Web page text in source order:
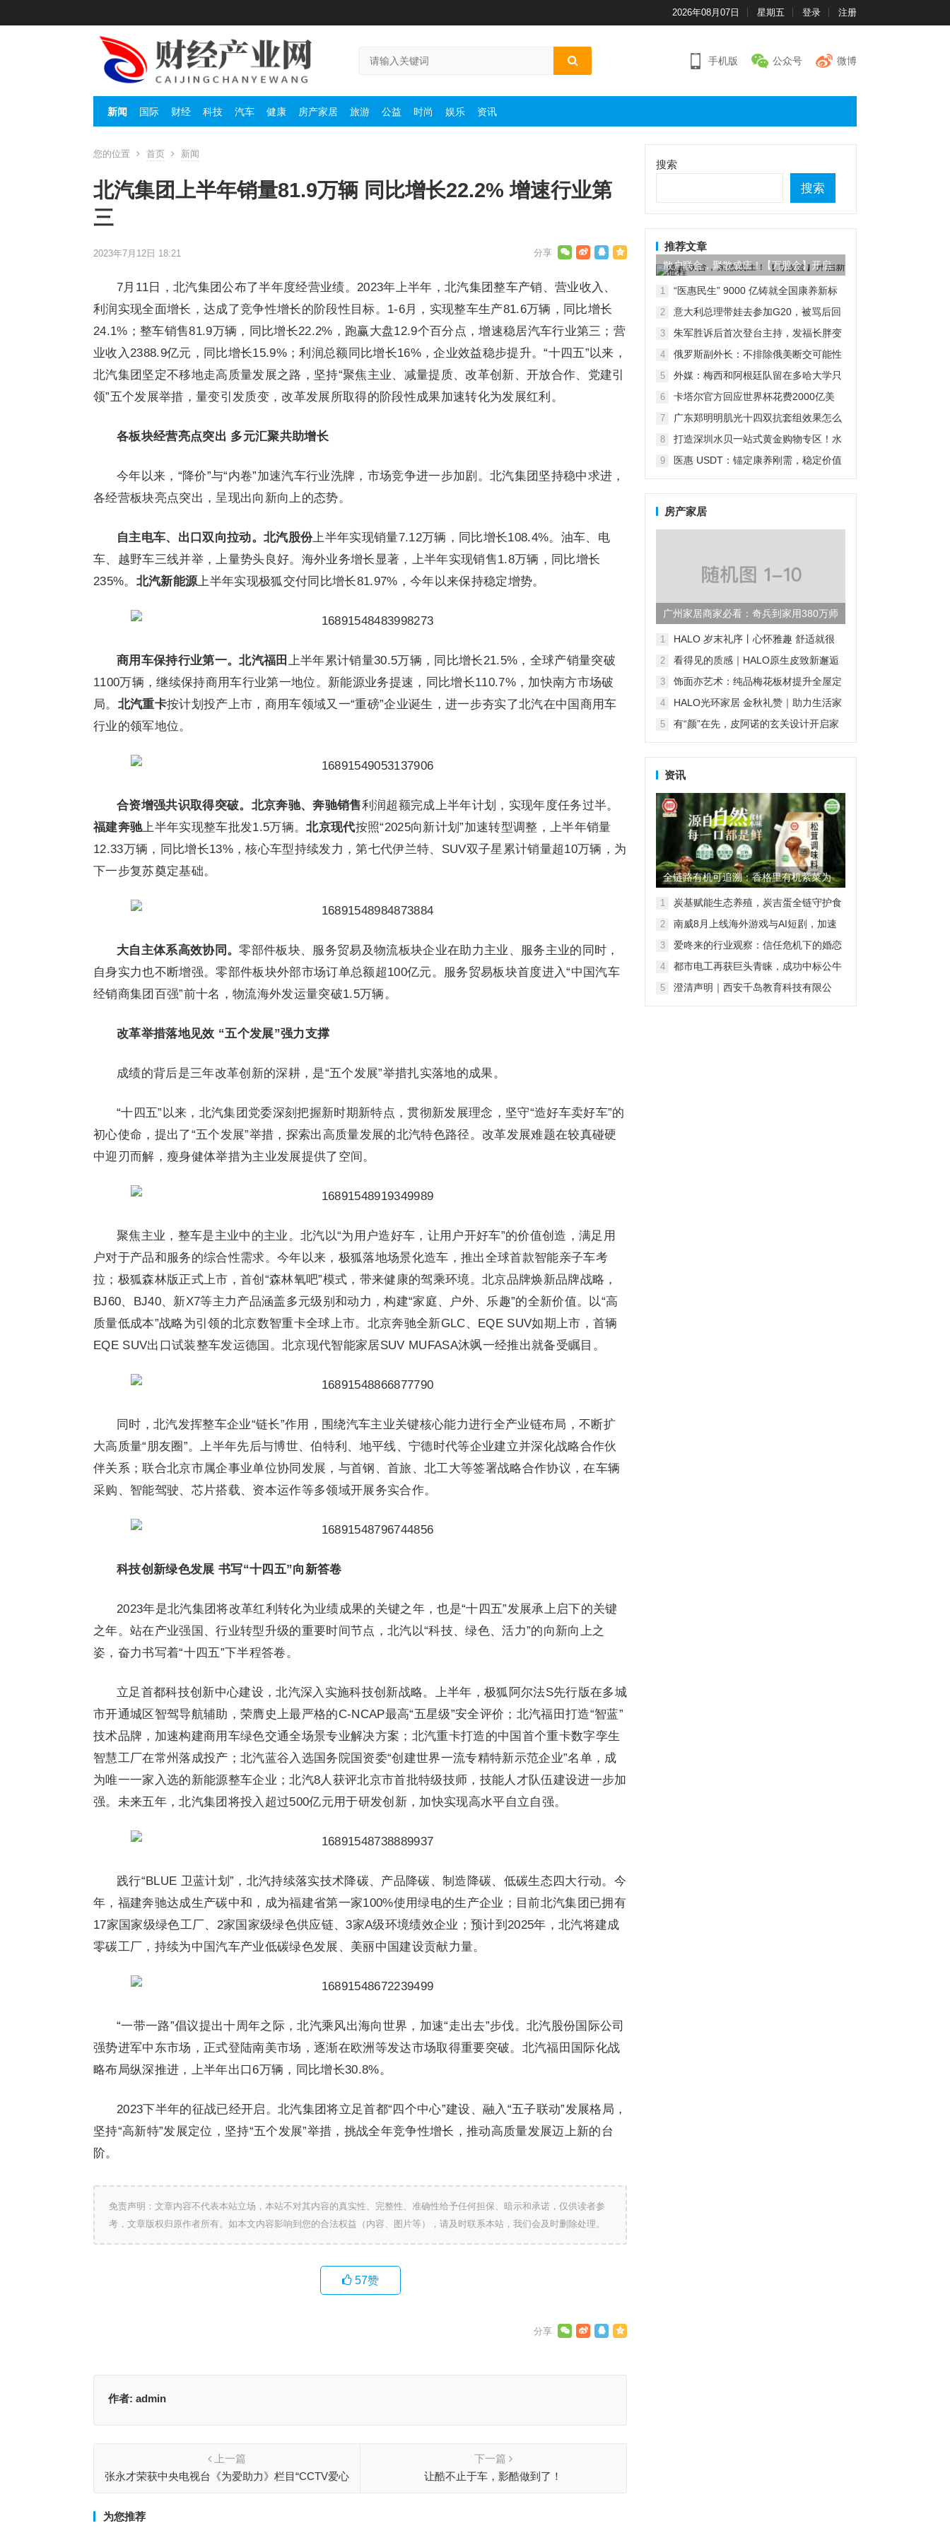
2026年08月07日 星期五 登录 注册
手机版 公众号 微博
新闻 国际 财经 科技 汽车 健康 房产家居 旅游 公益 时尚 娱乐 资讯
您的位置 首页 新闻
北汽集团上半年销量81.9万辆 同比增长22.2% 增速行业第
三
2023年7月12日 18:21
7月11日，北汽集团公布了半年度经营业绩。2023年上半年，北汽集团整车产销、营业收入、
利润实现全面增长，达成了竞争性增长的阶段性目标。1-6月，实现整车生产81.6万辆，同比增长
24.1%；整车销售81.9万辆，同比增长22.2%，跑赢大盘12.9个百分点，增速稳居汽车行业第三；营
业收入2388.9亿元，同比增长15.9%；利润总额同比增长16%，企业效益稳步提升。“十四五”以来，
北汽集团坚定不移地走高质量发展之路，坚持“聚焦主业、减量提质、改革创新、开放合作、党建引
领”五个发展举措，量变引发质变，改革发展所取得的阶段性成果加速转化为发展红利。
各板块经营亮点突出 多元汇聚共助增长
今年以来，“降价”与“内卷”加速汽车行业洗牌，市场竞争进一步加剧。北汽集团坚持稳中求进，
各经营板块亮点突出，呈现出向新向上的态势。
自主电车、出口双向拉动。 北汽股份上半年实现销量7.12万辆，同比增长108.4%。油车、电
车、越野车三线并举，上量势头良好。海外业务增长显著，上半年实现销售1.8万辆，同比增长
235%。 北汽新能源 上半年实现极狐交付同比增长81.97%，今年以来保持稳定增势。
商用车保持行业第一。北汽福田
上半年累计销量30.5万辆，同比增长21.5%，全球产销量突破
1100万辆，继续保持商用车行业第一地位。新能源业务提速，同比增长110.7%，加快南方市场破
局。 北汽重卡按计划投产上市，商用车领域又一“重磅”企业诞生，进一步夯实了北汽在中国商用车
行业的领军地位。
合资增强共识取得突破。 北京奔驰、奔驰销售利润超额完成上半年计划，实现年度任务过半。
福建奔驰上半年实现整车批发1.5万辆。北京现代按照“2025向新计划”加速转型调整，上半年销量
12.33万辆，同比增长13%，核心车型持续发力，第七代伊兰特、SUV双子星累计销量超10万辆，为
下一步复苏奠定基础。
大自主体系高效协同 。零部件板块、服务贸易及物流板块企业在助力主业、服务主业的同时，
自身实力也不断增强。零部件板块外部市场订单总额超100亿元。服务贸易板块首度进入“中国汽车
经销商集团百强”前十名，物流海外发运量突破1.5万辆。
改革举措落地见效 “五个发展”强力支撑
成绩的背后是三年改革创新的深耕，是“五个发展”举措扎实落地的成果。
“十四五”以来，北汽集团党委深刻把握新时期新特点，贯彻新发展理念，坚守“造好车卖好车”的
初心使命，提出了“五个发展”举措，探索出高质量发展的北汽特色路径。改革发展难题在较真碰硬
中迎刃而解，瘦身健体举措为主业发展提供了空间。
聚焦主业，整车是主业中的主业。北汽以“为用户造好车，让用户开好车”的价值创造，满足用
户对于产品和服务的综合性需求。今年以来，极狐落地场景化造车，推出全球首款智能亲子车考
拉；极狐森林版正式上市，首创“森林氧吧”模式，带来健康的驾乘环境。北京品牌焕新品牌战略，
BJ60、BJ40、新X7等主力产品涵盖多元级别和动力，构建“家庭、户外、乐趣”的全新价值。以“高
质量低成本”战略为引领的北京数智重卡全球上市。北京奔驰全新GLC、EQE SUV如期上市，首辆
EQE SUV出口试装整车发运德国。北京现代智能家居SUV MUFASA沐飒一经推出就备受瞩目。
同时，北汽发挥整车企业“链长”作用，围绕汽车主业关键核心能力进行全产业链布局，不断扩
大高质量“朋友圈”。上半年先后与博世、伯特利、地平线、宁德时代等企业建立并深化战略合作伙
伴关系；联合北京市属企事业单位协同发展，与首钢、首旅、北工大等签署战略合作协议，在车辆
采购、智能驾驶、芯片搭载、资本运作等多领域开展务实合作。
科技创新绿色发展 书写“十四五”向新答卷
2023年是北汽集团将改革红利转化为业绩成果的关键之年，也是“十四五”发展承上启下的关键
之年。站在产业强国、行业转型升级的重要时间节点，北汽以“科技、绿色、活力”的向新向上之
姿，奋力书写着“十四五”下半程答卷。
立足首都科技创新中心建设，北汽深入实施科技创新战略。上半年，极狐阿尔法S先行版在多城
市开通城区智驾导航辅助，荣膺史上最严格的C-NCAP最高“五星级”安全评价；北汽福田打造“智蓝”
技术品牌，加速构建商用车绿色交通全场景专业解决方案；北汽重卡打造的中国首个重卡数字孪生
智慧工厂在常州落成投产；北汽蓝谷入选国务院国资委“创建世界一流专精特新示范企业”名单，成
为唯一一家入选的新能源整车企业；北汽8人获评北京市首批特级技师，技能人才队伍建设进一步加
强。未来五年，北汽集团将投入超过500亿元用于研发创新，加快实现高水平自立自强。
践行“BLUE 卫蓝计划”，北汽持续落实技术降碳、产品降碳、制造降碳、低碳生态四大行动。今
年，福建奔驰达成生产碳中和，成为福建省第一家100%使用绿电的生产企业；目前北汽集团已拥有
17家国家级绿色工厂、2家国家级绿色供应链、3家A级环境绩效企业；预计到2025年，北汽将建成
零碳工厂，持续为中国汽车产业低碳绿色发展、美丽中国建设贡献力量。
“一带一路”倡议提出十周年之际，北汽乘风出海向世界，加速“走出去”步伐。北汽股份国际公司
强势进军中东市场，正式登陆南美市场，逐渐在欧洲等发达市场取得重要突破。北汽福田国际化战
略布局纵深推进，上半年出口6万辆，同比增长30.8%。
2023下半年的征战已经开启。北汽集团将立足首都“四个中心”建设、融入“五子联动”发展格局，
坚持“高新特”发展定位，坚持“五个发展”举措，挑战全年竞争性增长，推动高质量发展迈上新的台
阶。
免责声明：文章内容不代表本站立场，本站不对其内容的真实性、完整性、准确性给予任何担保、暗示和承诺，仅供读者参
考，文章版权归原作者所有。如本文内容影响到您的合法权益（内容、图片等），请及时联系本站，我们会及时删除处理。
57赞
作者: admin
上一篇
张永才荣获中央电视台《为爱助力》栏目“CCTV爱心
下一篇
让酷不止于车，影酷做到了！
为您推荐
搜索
搜索
推荐文章
散户联合，聚散成庄！【万股会】开启
新征程
1
“医惠民生” 9000 亿铸就全国康养新标
2
意大利总理带娃去参加G20，被骂后回
3
朱军胜诉后首次登台主持，发福长胖变
4
俄罗斯副外长：不排除俄美断交可能性
5
外媒：梅西和阿根廷队留在多哈大学只
6
卡塔尔官方回应世界杯花费2000亿美
7
广东郑明明肌光十四双抗套组效果怎么
8
打造深圳水贝一站式黄金购物专区！水
9
医惠 USDT：锚定康养刚需，稳定价值
房产家居
广州家居商家必看：奇兵到家用380万师
傅堵住售后漏洞
1
HALO 岁末礼序丨心怀雅趣 舒适就很
2
看得见的质感｜HALO原生皮致新邂逅
3
饰面亦艺术：纯品梅花板材提升全屋定
4
HALO光环家居 金秋礼赞｜助力生活家
5
有“颜”在先，皮阿诺的玄关设计开启家
资讯
全链路有机可追溯：香格里有机紫菜为
家庭餐桌筑起“品质护城河”
1
炭基赋能生态养殖，炭吉蛋全链守护食
2
南威8月上线海外游戏与AI短剧，加速
3
爱咚来的行业观察：信任危机下的婚恋
4
都市电工再获巨头青睐，成功中标公牛
售后安装维保项目
5
澄清声明｜西安千岛教育科技有限公